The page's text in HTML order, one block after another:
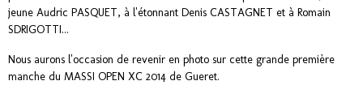
jeune Audric PASQUET, à l'étonnant Denis CASTAGNET et à Romain
SDRIGOTTI...
Nous aurons l'occasion de revenir en photo sur cette grande première
manche du MASSI OPEN XC 2014 de Gueret.